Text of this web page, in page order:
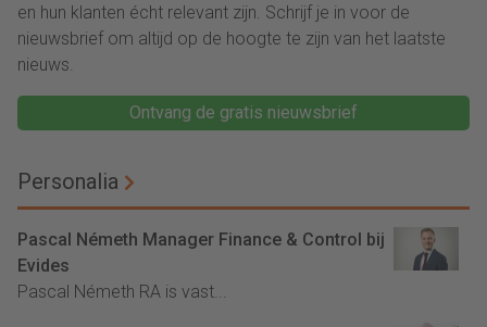
en hun klanten écht relevant zijn. Schrijf je in voor de
nieuwsbrief om altijd op de hoogte te zijn van het laatste
nieuws.
Ontvang de gratis nieuwsbrief
Personalia
Pascal Németh Manager Finance & Control bij
Evides
Pascal Németh RA is vast...